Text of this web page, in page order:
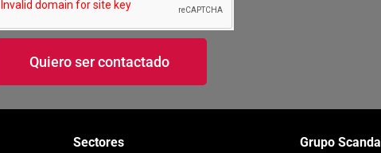
Quiero ser contactado
Sectores Grupo Scanda